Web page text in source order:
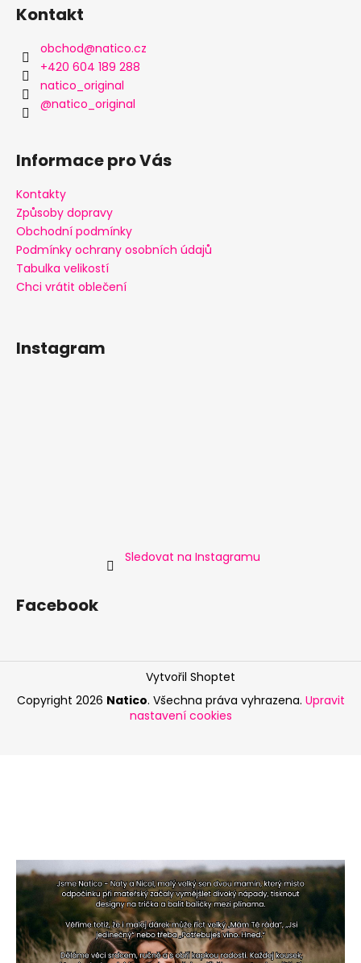
Kontakt
obchod@natico.cz
+420 604 189 288
natico_original
@natico_original
Informace pro Vás
Kontakty
Způsoby dopravy
Obchodní podmínky
Podmínky ochrany osobních údajů
Tabulka velikostí
Chci vrátit oblečení
Instagram
Sledovat na Instagramu
Facebook
Vytvořil Shoptet
Copyright 2026 Natico. Všechna práva vyhrazena. Upravit
nastavení cookies